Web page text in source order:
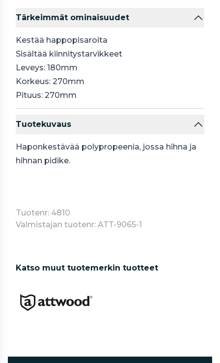
Tärkeimmät ominaisuudet
Kestää happopisaroita
Sisältää kiinnitystarvikkeet
Leveys: 180mm
Korkeus: 270mm
Pituus: 270mm
Tuotekuvaus
Haponkestävää polypropeenia, jossa hihna ja
hihnan pidike.
Tuotenr: 4810
Valmistajan tuotenr: ATT-9065-1
Katso muut tuotemerkin tuotteet